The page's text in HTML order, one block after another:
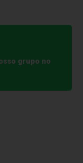
grupo no